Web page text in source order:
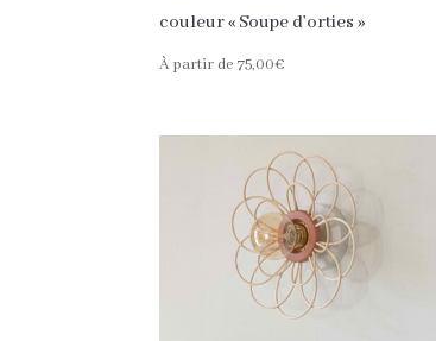
couleur « Soupe d’orties »
À partir de 75,00€